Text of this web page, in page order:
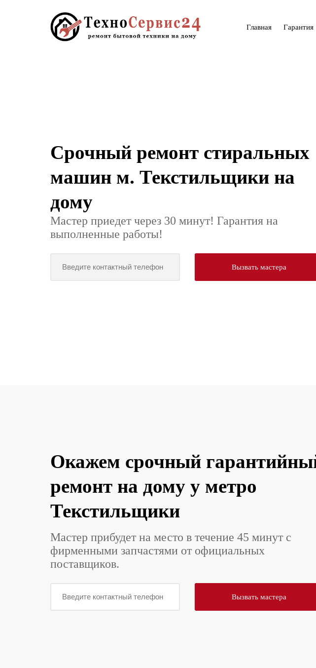
Главная Гарантия
Срочный ремонт стиральных
машин м. Текстильщики на
дому
Мастер приедет через 30 минут! Гарантия на
Окажем срочный
ремонт на дому у метро
Текстильщики
Мастер прибудет на место в течение 45 минут с
фирменными запчастями от официальных
поставщиков.